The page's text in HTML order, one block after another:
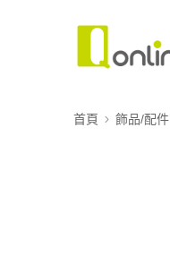
首頁 飾品/配件